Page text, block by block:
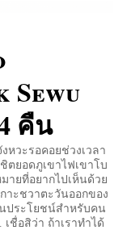
Sewu
คืน
หวะรอคอยช่วงเวลา
ตยอดภูเขาไฟเขาโบ
ายที่อยากไปเห็นด้วย
าะชวาตะวันออกของ
ประโยชน์สำหรับคน
ชื่อสิว่า ถ้าเราทำได้